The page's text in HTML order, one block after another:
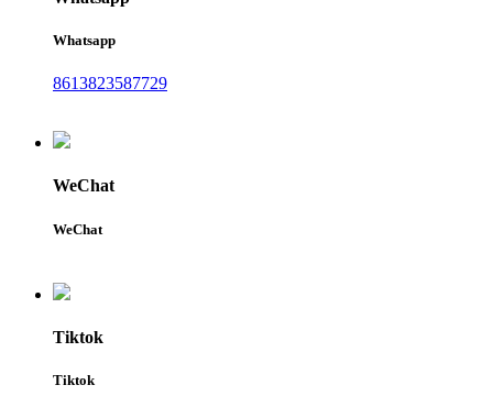
Whatsapp
8613823587729
WeChat
WeChat
Tiktok
Tiktok